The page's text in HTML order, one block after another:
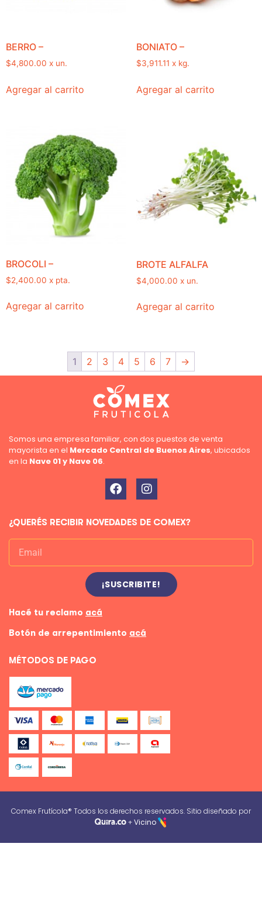
BERRO –
$4,800.00 x un.
Agregar al carrito
BONIATO –
$3,911.11 x kg.
Agregar al carrito
BROCOLI –
$2,400.00 x pta.
Agregar al carrito
BROTE ALFALFA
$4,000.00 x un.
Agregar al carrito
1 2 3 4 5 6 7 →
Somos una empresa familiar, con dos puestos de venta
mayorista en el Mercado Central de Buenos Aires, ubicados
en la Nave 01 y Nave 06.
¿QUERÉS RECIBIR NOVEDADES DE COMEX?
¡SUSCRIBITE!
Hacé tu reclamo acá
Botón de arrepentimiento acá
MÉTODOS DE PAGO
Comex Frutícola® Todos los derechos reservados. Sitio diseñado por
+Vicino